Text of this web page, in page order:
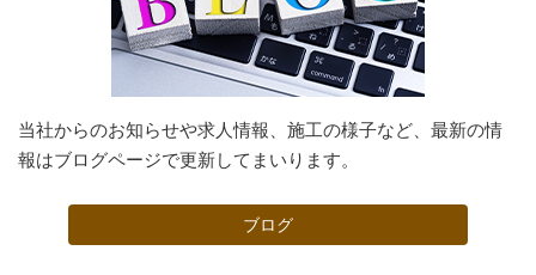
当社からのお知らせや求人情報、施工の様子など、最新の情
報はブログページで更新してまいります。
ブログ